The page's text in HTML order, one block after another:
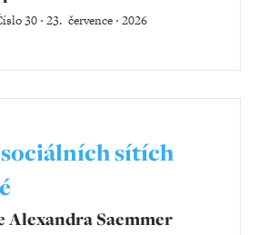
30 ‧ 23. července ‧ 2026
sítích
Alexandra Saemmer